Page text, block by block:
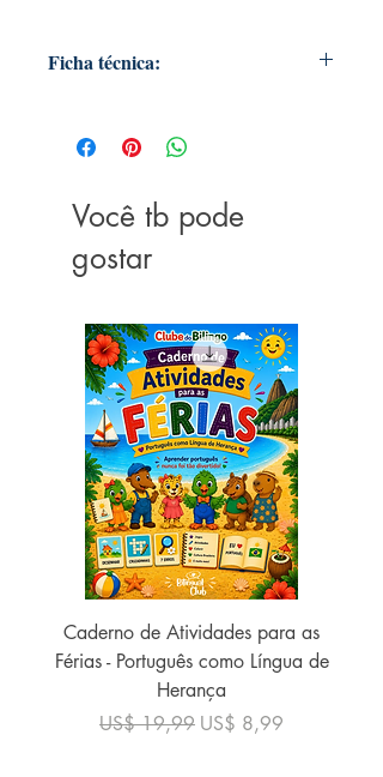
Ficha técnica:
(1 janeiro 2001)
Idioma ‏ : ‎ Português
ISBN-13 ‏ : ‎ 978-8576771555
Dimensões ‏ : ‎ 11.99 x 0.51 x 19 cm
Você tb pode
gostar
Caderno de Atividades para as
Férias - Português como Língua de
Herança
Preço normal
US$ 19,99 Preço promocional
US$ 8,99